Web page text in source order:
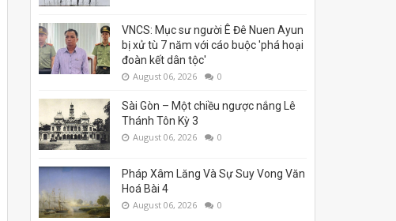
VNCS: Mục sư người Ê Đê Nuen Ayun
bị xử tù 7 năm với cáo buộc 'phá hoại
đoàn kết dân tộc'
August 06, 2026 0
Sài Gòn – Một chiều ngược nắng Lê
Thánh Tôn Kỳ 3
August 06, 2026 0
Pháp Xâm Lăng Và Sự Suy Vong Văn
Hoá Bài 4
August 06, 2026 0